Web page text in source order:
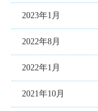
2023年1月
2022年8月
2022年1月
2021年10月